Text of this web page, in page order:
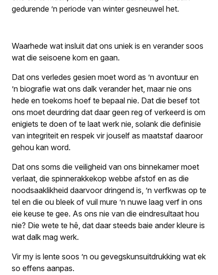
gedurende ’n periode van winter gesneuwel het.
Waarhede wat insluit dat ons uniek is en verander soos
wat die seisoene kom en gaan.
Dat ons verledes gesien moet word as ’n avontuur en
’n biografie wat ons dalk verander het, maar nie ons
hede en toekoms hoef te bepaal nie. Dat die besef tot
ons moet deurdring dat daar geen reg of verkeerd is om
enigiets te doen of te laat werk nie, solank die definisie
van integriteit en respek vir jouself as maatstaf daaroor
gehou kan word.
Dat ons soms die veiligheid van ons binnekamer moet
verlaat, die spinnerakkekop webbe afstof en as die
noodsaaklikheid daarvoor dringend is, ’n verfkwas op te
tel en die ou bleek of vuil mure ’n nuwe laag verf in ons
eie keuse te gee. As ons nie van die eindresultaat hou
nie? Die wete te hê, dat daar steeds baie ander kleure is
wat dalk mag werk.
Vir my is lente soos ’n ou gevegskunsuitdrukking wat ek
so effens aanpas.